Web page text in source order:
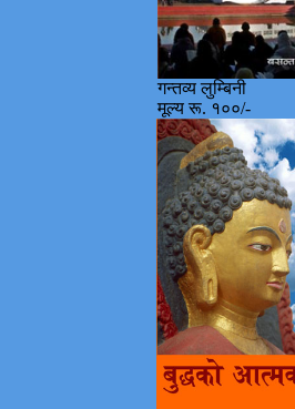
गन्तव्य लुम्बिनी
मूल्य रू. १००/-